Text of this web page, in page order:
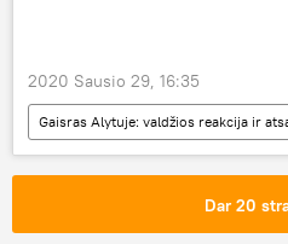
2020 Sausio 29, 16:35
Gaisras Alytuje: valdžios reakcija ir
Visuomenė
Alytus
Dar 20